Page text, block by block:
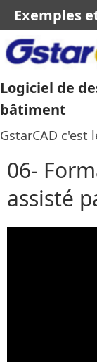
Logiciel de
bâtiment
GstarCAD c'est
06-
assisté
Exemples